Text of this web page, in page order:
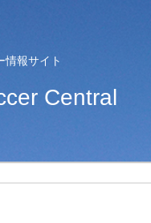
情報サイト
Central